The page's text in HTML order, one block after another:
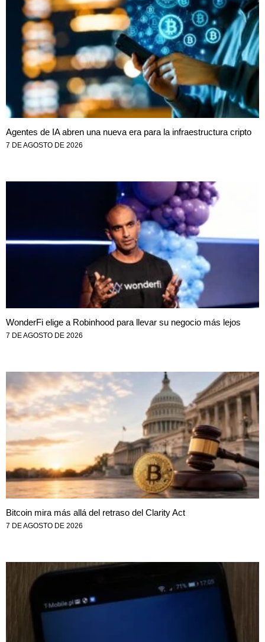
Agentes de IA abren una nueva era para la infraestructura cripto
7 DE AGOSTO DE 2026
WonderFi elige a Robinhood para llevar su negocio más lejos
7 DE AGOSTO DE 2026
Bitcoin mira más allá del retraso del Clarity Act
7 DE AGOSTO DE 2026